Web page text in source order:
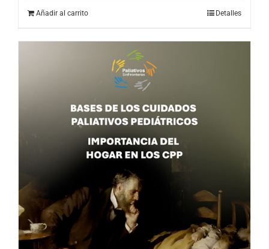
Añadir al carrito Detalles